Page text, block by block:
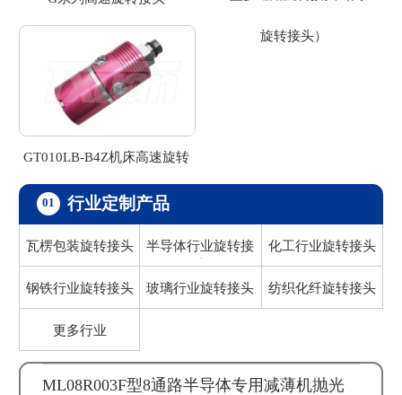
旋转接头）
GT010LB-B4Z机床高速旋转
接头
01 行业定制产品
瓦楞包装旋转接头
半导体行业旋转接
头
化工行业旋转接头
钢铁行业旋转接头 玻璃行业旋转接头 纺织化纤旋转接头
更多行业
ML08R003F型8通路半导体专用减薄机抛光